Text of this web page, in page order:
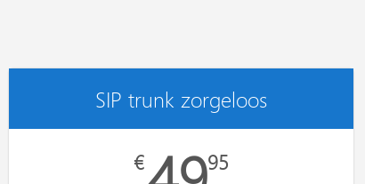
SIP trunk zorgeloos
€ 95